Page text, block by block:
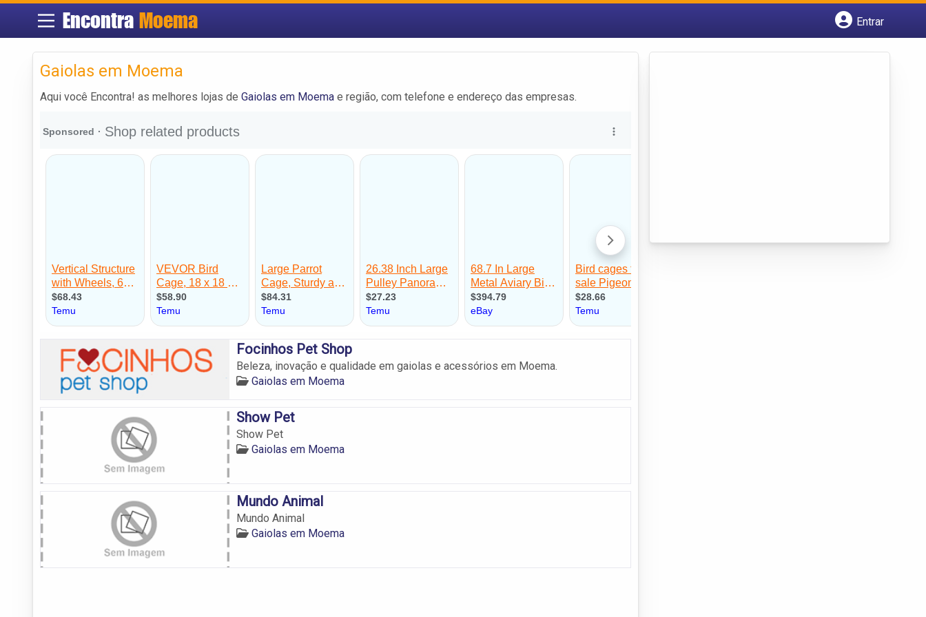
Encontra Moema
Entrar
Gaiolas em Moema
Aqui você Encontra! as melhores lojas de Gaiolas em Moema e região, com telefone e endereço das empresas.
Focinhos Pet Shop
Beleza, inovação e qualidade em gaiolas e acessórios em Moema.
Gaiolas em Moema
Show Pet
Show Pet
Gaiolas em Moema
Mundo Animal
Mundo Animal
Gaiolas em Moema